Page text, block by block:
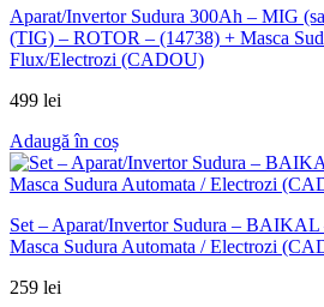
Aparat/Invertor Sudura 300Ah – MIG
(TIG) – ROTOR – (14738) + Masca
Flux/Electrozi (CADOU)
499 lei
Adaugă în coș
Set – Aparat/Invertor Sudura –
Masca Sudura Automata / Electrozi
259 lei